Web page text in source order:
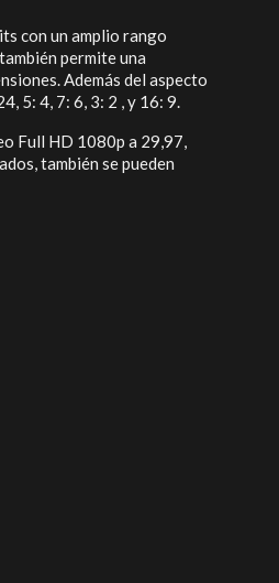
con un amplio rango
permite una
Además del aspecto
5: 4, 7: 6, 3: 2 , y 16: 9.
Full HD 1080p a 29,97,
también se pueden